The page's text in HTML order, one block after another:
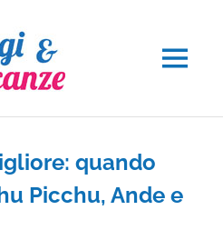
MENU
quando
Picchu, Ande e